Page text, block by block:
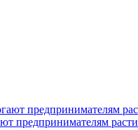
предпринимателям расти